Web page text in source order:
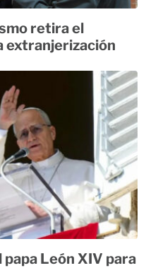
retira el
extranjerización
León XIV para